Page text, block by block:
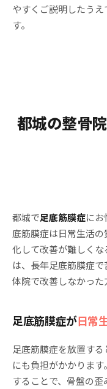
やすくご説明したう
す。
都城の整骨
都城で足底筋膜症に
底筋膜症は日常生活
化して改善が難しく
は、長年足底筋膜症
体院で改善しなかった
足底筋膜症が日常
足底筋膜症を放置す
にも負担がかかりま
することで、骨盤の